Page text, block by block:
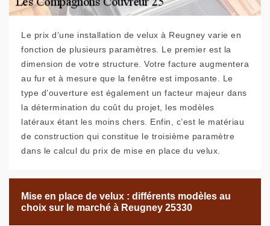
Le prix d’une installation de velux à Reugney varie en
fonction de plusieurs paramètres. Le premier est la
dimension de votre structure. Votre facture augmentera
au fur et à mesure que la fenêtre est imposante. Le
type d’ouverture est également un facteur majeur dans
la détermination du coût du projet, les modèles
latéraux étant les moins chers. Enfin, c’est le matériau
de construction qui constitue le troisième paramètre
dans le calcul du prix de mise en place du velux.
Mise en place de velux : différents modèles au
choix sur le marché à Reugney 25330